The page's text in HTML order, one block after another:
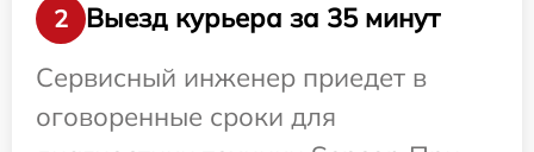
2
Выезд курьера за 35 минут
Сервисный инженер приедет в
оговоренные сроки для